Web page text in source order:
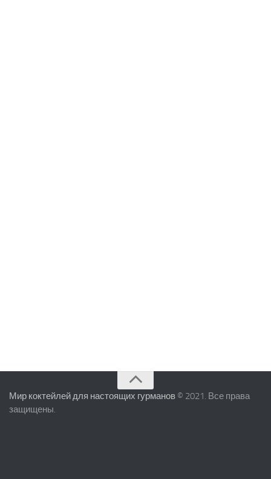
Мир коктейлей для настоящих гурманов © 2021. Все права
защищены.